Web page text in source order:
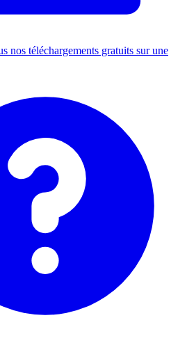
nos téléchargements gratuits sur une